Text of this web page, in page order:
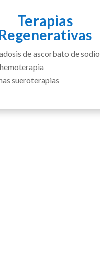
Terapias
de ascorbato de sodio
sueroterapias